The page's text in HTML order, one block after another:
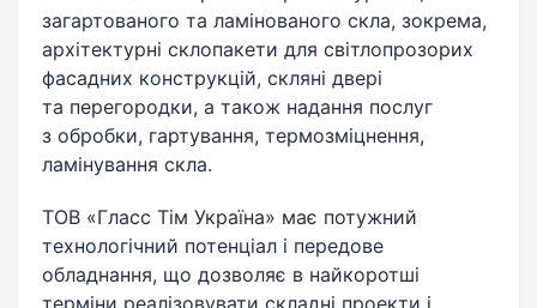
загартованого та ламінованого скла, зокрема,
архітектурні склопакети для світлопрозорих
фасадних конструкцій, скляні двері
та перегородки, а також надання послуг
з обробки, гартування, термозміцнення,
ламінування скла.
ТОВ «Гласс Тім Україна» має потужний
технологічний потенціал і передове
обладнання, що дозволяє в найкоротші
терміни реалізовувати складні проекти і